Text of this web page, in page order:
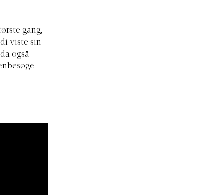
gang,
viste sin
også